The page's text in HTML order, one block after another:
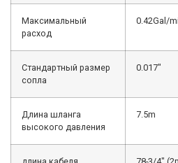
Максимальный
расход
0.42Gal/
Стандартный размер
сопла
0.017″
Длина шланга
высокого давления
7.5m